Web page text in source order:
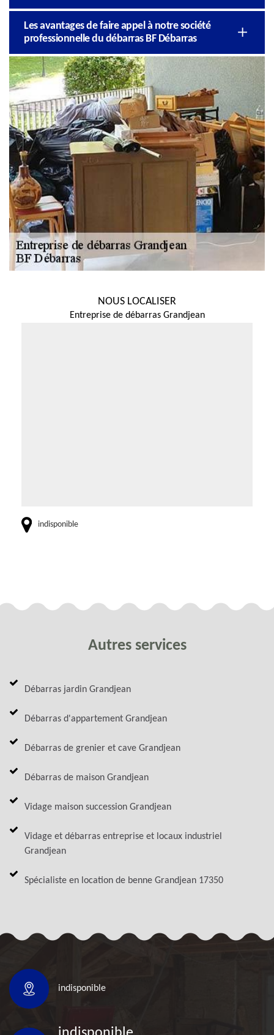
Les avantages de faire appel à notre société
professionnelle du débarras BF Débarras
NOUS LOCALISER
Entreprise de débarras Grandjean
indisponible
Autres services
Débarras jardin Grandjean
Débarras d'appartement Grandjean
Débarras de grenier et cave Grandjean
Débarras de maison Grandjean
Vidage maison succession Grandjean
Vidage et débarras entreprise et locaux industriel
Grandjean
Spécialiste en location de benne Grandjean 17350
indisponible